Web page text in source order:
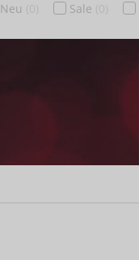
Neu (0) Sale (0)